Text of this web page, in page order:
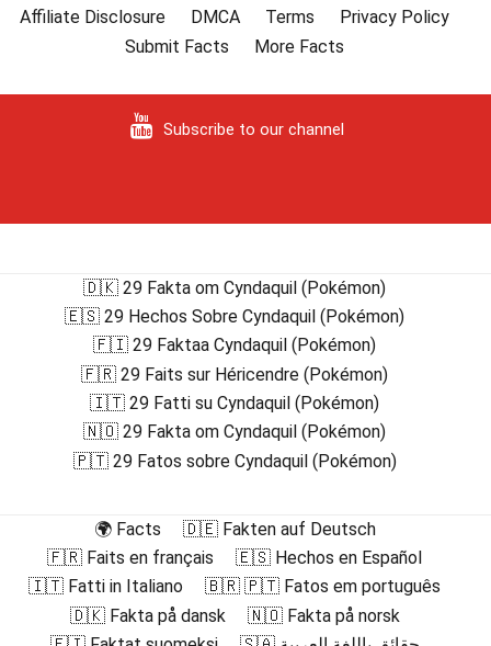
Affiliate Disclosure
DMCA Terms
Privacy Policy
Submit Facts
More Facts
Subscribe to our channel
🇩🇰 29 Fakta om Cyndaquil (Pokémon)
🇪🇸 29 Hechos Sobre Cyndaquil (Pokémon)
🇫🇮 29 Faktaa Cyndaquil (Pokémon)
🇫🇷 29 Faits sur Héricendre (Pokémon)
🇮🇹 29 Fatti su Cyndaquil (Pokémon)
🇳🇴 29 Fakta om Cyndaquil (Pokémon)
🇵🇹 29 Fatos sobre Cyndaquil (Pokémon)
🌍 Facts
🇩🇪 Fakten auf Deutsch
🇫🇷 Faits en français
🇪🇸 Hechos en Español
🇮🇹 Fatti in Italiano
🇧🇷 🇵🇹 Fatos em português
🇩🇰 Fakta på dansk
🇳🇴 Fakta på norsk